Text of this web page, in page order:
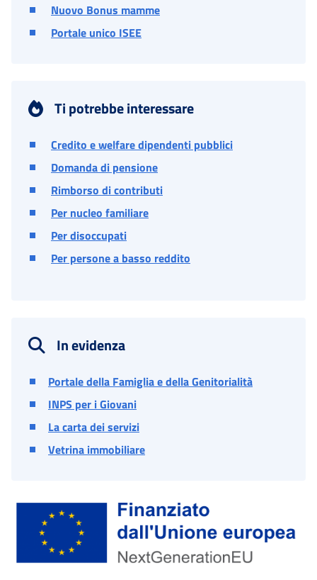
Nuovo Bonus mamme
Portale unico ISEE
Ti potrebbe interessare
Credito e welfare dipendenti pubblici
Domanda di pensione
Rimborso di contributi
Per nucleo familiare
Per disoccupati
Per persone a basso reddito
In evidenza
Portale della Famiglia e della Genitorialità
INPS per i Giovani
La carta dei servizi
Vetrina immobiliare